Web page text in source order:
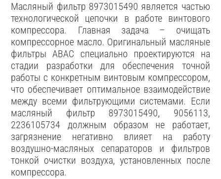
Масляный фильтр 8973015490 является частью
технологической цепочки в работе винтового
компрессора. Главная задача – очищать
компрессорное масло. Оригинальный масляные
фильтры ABAC специально проектируются на
стадии разработки для обеспечения точной
работы с конкретным винтовым компрессором,
что обеспечивает оптимальное взаимодействие
между всеми фильтрующими системами. Если
масляный фильтр 8973015490, 9056113,
2236105734 должным образом не работает,
загрязнение негативно влияет на работу
воздушно-масляных сепараторов и фильтров
тонкой очистки воздуха, установленных после
компрессора.